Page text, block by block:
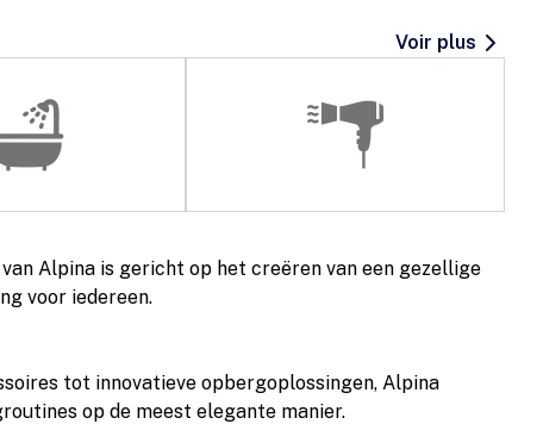
Voir plus
Alpina is gericht op het creëren van een gezellige
voor iedereen.
tot innovatieve opbergoplossingen, Alpina
op de meest elegante manier.